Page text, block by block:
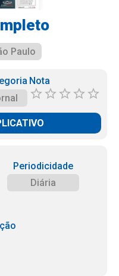
Paulo
Nota
Periodicidade
Diária